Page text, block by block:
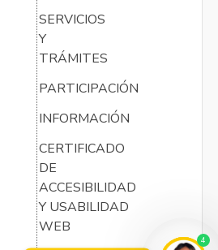
SERVICIOS
Y
TRÁMITES
PARTICIPACIÓN
INFORMACIÓN
CERTIFICADO
DE
ACCESIBILIDAD
Y USABILIDAD
WEB
4